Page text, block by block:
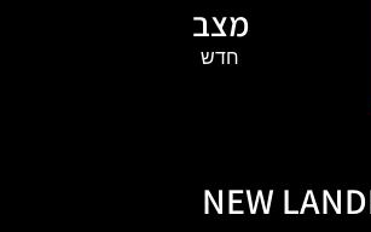
מצב
חדש
NEW